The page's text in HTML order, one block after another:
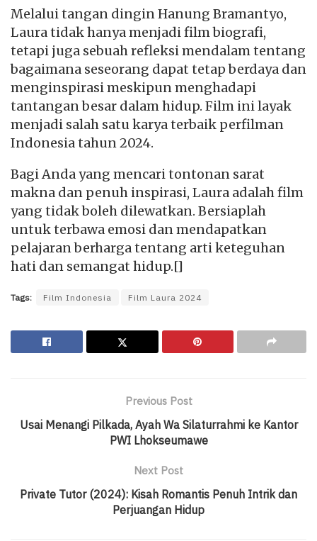
Melalui tangan dingin Hanung Bramantyo,
Laura tidak hanya menjadi film biografi,
tetapi juga sebuah refleksi mendalam tentang
bagaimana seseorang dapat tetap berdaya dan
menginspirasi meskipun menghadapi
tantangan besar dalam hidup. Film ini layak
menjadi salah satu karya terbaik perfilman
Indonesia tahun 2024.
Bagi Anda yang mencari tontonan sarat
makna dan penuh inspirasi, Laura adalah film
yang tidak boleh dilewatkan. Bersiaplah
untuk terbawa emosi dan mendapatkan
pelajaran berharga tentang arti keteguhan
hati dan semangat hidup.[]
Tags: Film Indonesia Film Laura 2024
Previous Post
Usai Menangi Pilkada, Ayah Wa Silaturrahmi ke Kantor
PWI Lhokseumawe
Next Post
Private Tutor (2024): Kisah Romantis Penuh Intrik dan
Perjuangan Hidup